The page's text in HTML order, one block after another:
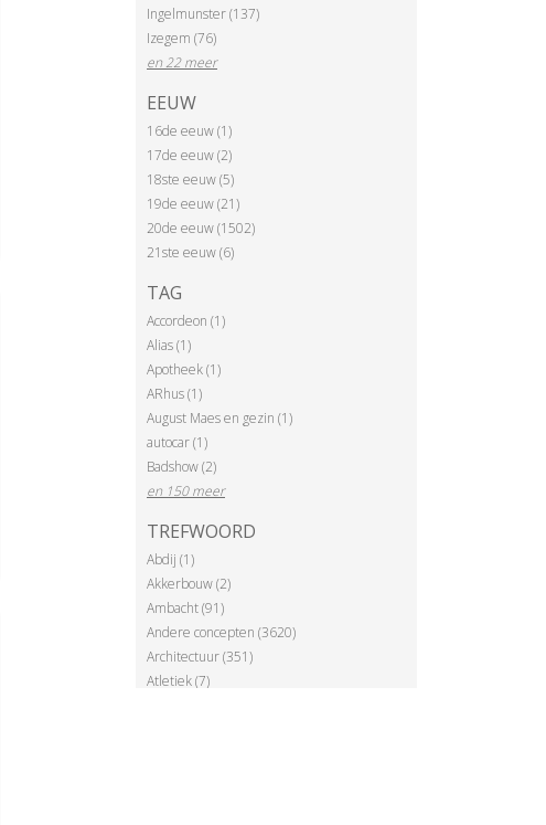
Ingelmunster (137)
Izegem (76)
en 22 meer
EEUW
16de eeuw (1)
17de eeuw (2)
18ste eeuw (5)
19de eeuw (21)
20de eeuw (1502)
21ste eeuw (6)
TAG
Accordeon (1)
Alias (1)
Apotheek (1)
ARhus (1)
August Maes en gezin (1)
autocar (1)
Badshow (2)
en 150 meer
TREFWOORD
Abdij (1)
Akkerbouw (2)
Ambacht (91)
Andere concepten (3620)
Architectuur (351)
Atletiek (7)